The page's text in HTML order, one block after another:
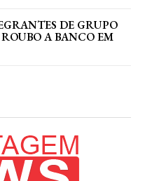
DE GRUPO
A BANCO EM